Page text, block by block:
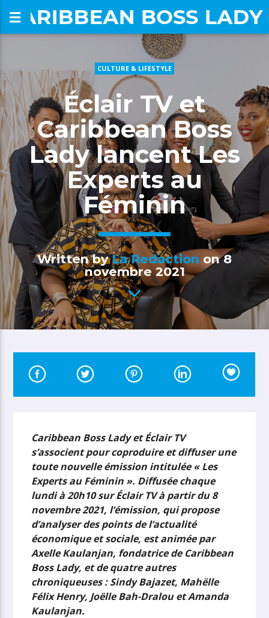
CARIBBEAN BOSS LADY
CULTURE & LIFESTYLE
Éclair TV et
Caribbean Boss
Lady lancent Les
Experts au
Féminin
Written byLa Redaction on 8
novembre 2021
Caribbean Boss Lady et Éclair TV
s’associent pour coproduire et diffuser une
toute nouvelle émission intitulée « Les
Experts au Féminin ». Diffusée chaque
lundi à 20h10 sur Éclair TV à partir du 8
novembre 2021, l’émission, qui propose
d’analyser des points de l’actualité
économique et sociale, est animée par
Axelle Kaulanjan, fondatrice de Caribbean
Boss Lady, et de quatre autres
chroniqueuses : Sindy Bajazet, Mahëlle
Félix Henry, Joëlle Bah-Dralou et Amanda
Kaulanjan.